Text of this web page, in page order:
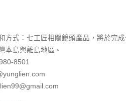
方式：七工匠相關鏡頭產品，將於完
本島與離島地區。
8501